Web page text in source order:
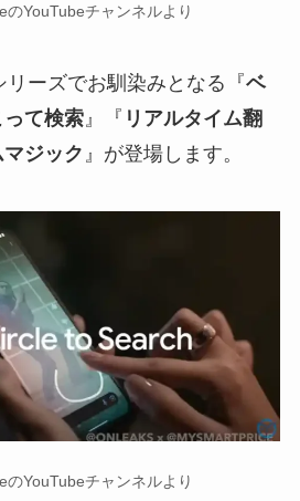
のYouTubeチャンネルより
ーズでお馴染みとなる『ベ
って検索』『 リアルタイム翻
ジック 』が登場します。
のYouTubeチャンネルより